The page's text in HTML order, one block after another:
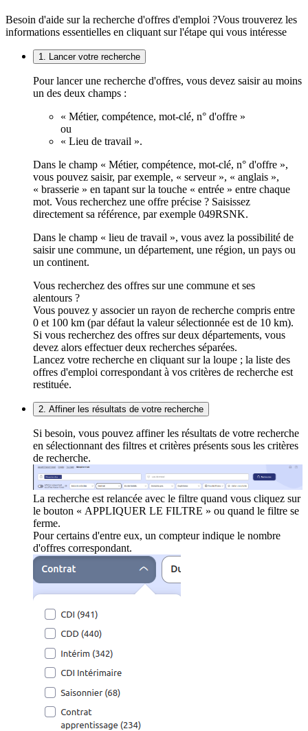
Besoin d'aide sur la recherche d'offres d'emploi ?Vous trouverez les
informations essentielles en cliquant sur l'étape qui vous intéresse
1. Lancer votre recherche
Pour lancer une recherche d'offres, vous devez saisir au moins
un des deux champs :
« Métier, compétence, mot-clé, n° d'offre »
ou
« Lieu de travail ».
Dans le champ « Métier, compétence, mot-clé, n° d'offre »,
vous pouvez saisir, par exemple, « serveur », « anglais »,
« brasserie » en tapant sur la touche « entrée » entre chaque
mot. Vous recherchez une offre précise ? Saisissez
directement sa référence, par exemple 049RSNK.
Dans le champ « lieu de travail », vous avez la possibilité de
saisir une commune, un département, une région, un pays ou
un continent.
Vous recherchez des offres sur une commune et ses
alentours ?
Vous pouvez y associer un rayon de recherche compris entre
0 et 100 km (par défaut la valeur sélectionnée est de 10 km).
Si vous recherchez des offres sur deux départements, vous
devez alors effectuer deux recherches séparées.
Lancez votre recherche en cliquant sur la loupe ; la liste des
offres d'emploi correspondant à vos critères de recherche est
restituée.
2. Affiner les résultats de votre recherche
Si besoin, vous pouvez affiner les résultats de votre recherche
en sélectionnant des filtres et critères présents sous les critères
de recherche.
La recherche est relancée avec le filtre quand vous cliquez sur
le bouton « APPLIQUER LE FILTRE » ou quand le filtre se
ferme.
Pour certains d'entre eux, un compteur indique le nombre
d'offres correspondant.